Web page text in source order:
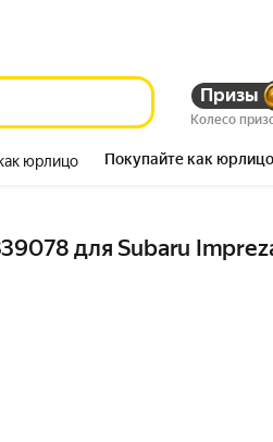
Призы
Колесо
юрлицо Покупайте как юрлицо
для Subaru